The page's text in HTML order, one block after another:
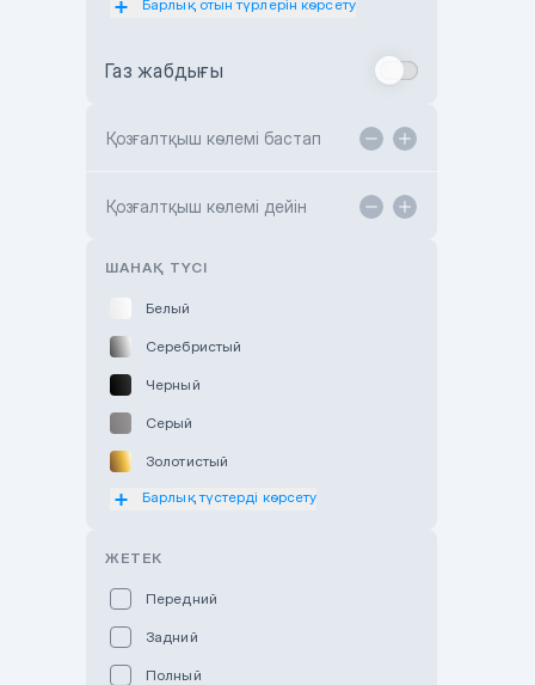
Toyota Astana
TANK Motors Karaganda
Барлық отын түрлерін көрсету
Газ жабдығы
Қозғалтқыш көлемі бастап
Қозғалтқыш көлемі дейін
ШАНАҚ ТҮСІ
Белый
Серебристый
Черный
Серый
Золотистый
Оранжевый
Барлық түстерді көрсету
ЖЕТЕК
Передний
Задний
Полный